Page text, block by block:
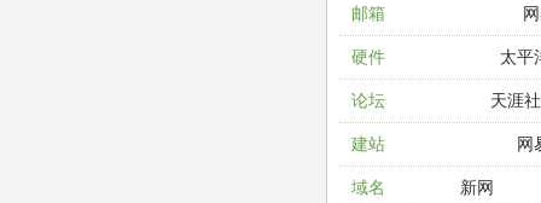
邮箱
硬件 太平
论坛 天涯
建站 网
域名 新网